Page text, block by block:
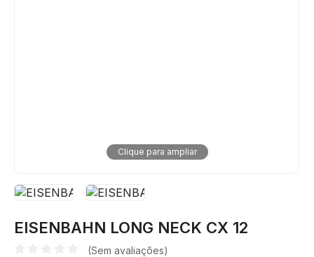
Clique para ampliar
EISENBAHN LONG NECK CX 12
(Sem avaliações)